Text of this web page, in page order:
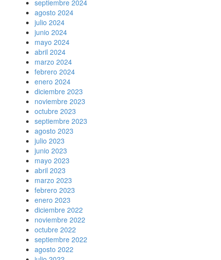
septiembre 2024
agosto 2024
julio 2024
junio 2024
mayo 2024
abril 2024
marzo 2024
febrero 2024
enero 2024
diciembre 2023
noviembre 2023
octubre 2023
septiembre 2023
agosto 2023
julio 2023
junio 2023
mayo 2023
abril 2023
marzo 2023
febrero 2023
enero 2023
diciembre 2022
noviembre 2022
octubre 2022
septiembre 2022
agosto 2022